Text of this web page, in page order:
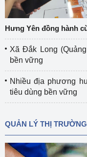
Hưng Yên đồng hành
Xã Đắk Long
bền vững
Nhiều địa phương
tiêu dùng bền vững
QUẢN LÝ THỊ TRƯỜNG